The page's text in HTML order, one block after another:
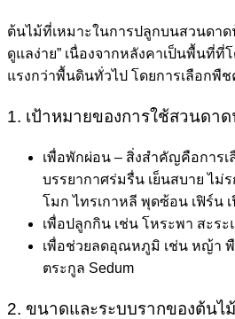
ต้นไม้ที่เหมาะในการปลูกบนสวนดา
ดูแลง่าย” เนื่องจากหลังคาเป็นพื้นที่
แรงกว่าพื้นดินทั่วไป โดยการเลือกพื
1. เป้าหมายของการใช้สวนดาด
เพื่อพักผ่อน – สิ่งสำคัญคือการ
บรรยากาศร่มรื่น เย็นสบาย ไม่
โมก ไทรเกาหลี พุดซ้อน เฟิร์น
เพื่อปลูกกิน เช่น โหระพา สะร
เพื่อช่วยลดอุณหภูมิ เช่น หญ้า
ตระกูล Sedum
2. ขนาดและระบบรากของต้นไม้